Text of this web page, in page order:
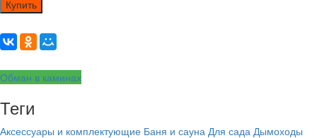
Купить
Обман в каминах
Теги
Аксессуары и комплектующие Баня и сауна Для сада Дымоходы